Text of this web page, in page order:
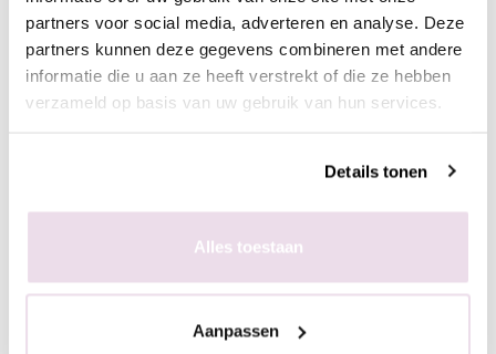
partners voor social media, adverteren en analyse. Deze
partners kunnen deze gegevens combineren met andere
informatie die u aan ze heeft verstrekt of die ze hebben
verzameld op basis van uw gebruik van hun services.
Details tonen
Alles toestaan
Aanpassen
Les 3Model met minimaal 2 weken uitgroei, geen
nagelstylisteVerwijderen van het oude product door middel van
de elektrische frees;
Perfecte voorbereiding van de natuurlijke nagel door middel
Benodigdheden omscholing module nextgel: